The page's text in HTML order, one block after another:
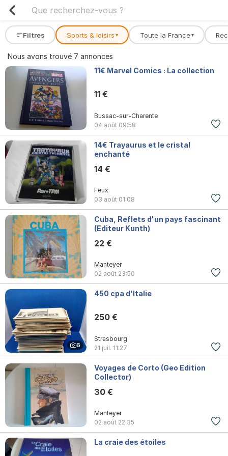
Filtres Sports & loisirs ▾ Toute la France ▾
Nous avons trouvé 7 annonces
11€ Marvel Comics : La collection
11 €
Bussac-sur-Charente
04 août 09:58
14€ Trayaurus et le cristal
enchanté
14 €
Feux
03 août 01:08
Cuba, Reflets d'un pays fascinant
(Editeur Kunth)
22 €
Manteyer
02 août 23:50
6
450 cpa d'Italie
250 €
Strasbourg
21 juil. 11:27
Voyages de Corto (Geo Edition
Collector)
30 €
Manteyer
02 août 22:35
La craie des étoiles